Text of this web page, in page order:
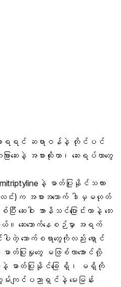
စားရရင် ဆရာဝန်နဲ့ တိုင်ပင်
ဆေးနဲ့ အစားထိုးတာ၊ ဆေးရပ်တာတွေ
နဲ့ ဓာတ်ပြုနိုင်သလား
း)က အစားအသောက် ဒါမှမဟုတ်
ဆေးဝါး အာနိသင်ပြောင်းတာနဲ့ ဘေး
။ ဆေးသောက်နေစဉ်မှာ အရက်
ပါတဲ့ သောက်စရာတွေကိုလည်း ရှောင်
တ်ပြုမှုတွေ မဖြစ်လာအောင်လို့
နဲ့ ဓာတ်ပြုနိုင်ခြေ ရှိ၊ မရှိကို
းကျင်ပညာရှင်နဲ့ မေးမြန်း